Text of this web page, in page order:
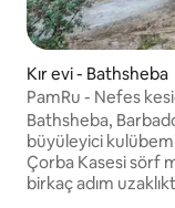
Kır evi - Bathsheba
PamRu - Nefes
evi
Bathsheba,
büyüleyici
Çorba Kasesi sörf
birkaç adım